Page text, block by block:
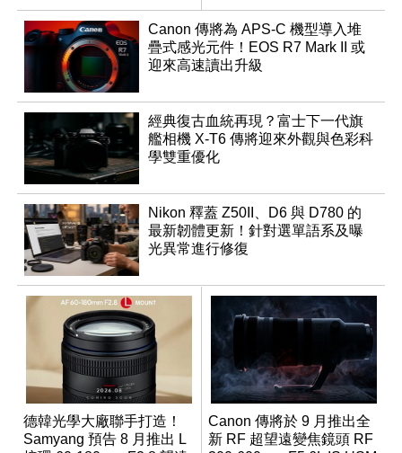
表
Canon 傳將為 APS-C 機型導入堆
疊式感光元件！EOS R7 Mark II 或
迎來高速讀出升級
經典復古血統再現？富士下一代旗
艦相機 X-T6 傳將迎來外觀與色彩科
學雙重優化
Nikon 釋蓋 Z50II、D6 與 D780 的
最新韌體更新！針對選單語系及曝
光異常進行修復
德韓光學大廠聯手打造！
Samyang 預告 8 月推出 L
Canon 傳將於 9 月推出全
新 RF 超望遠變焦鏡頭 RF